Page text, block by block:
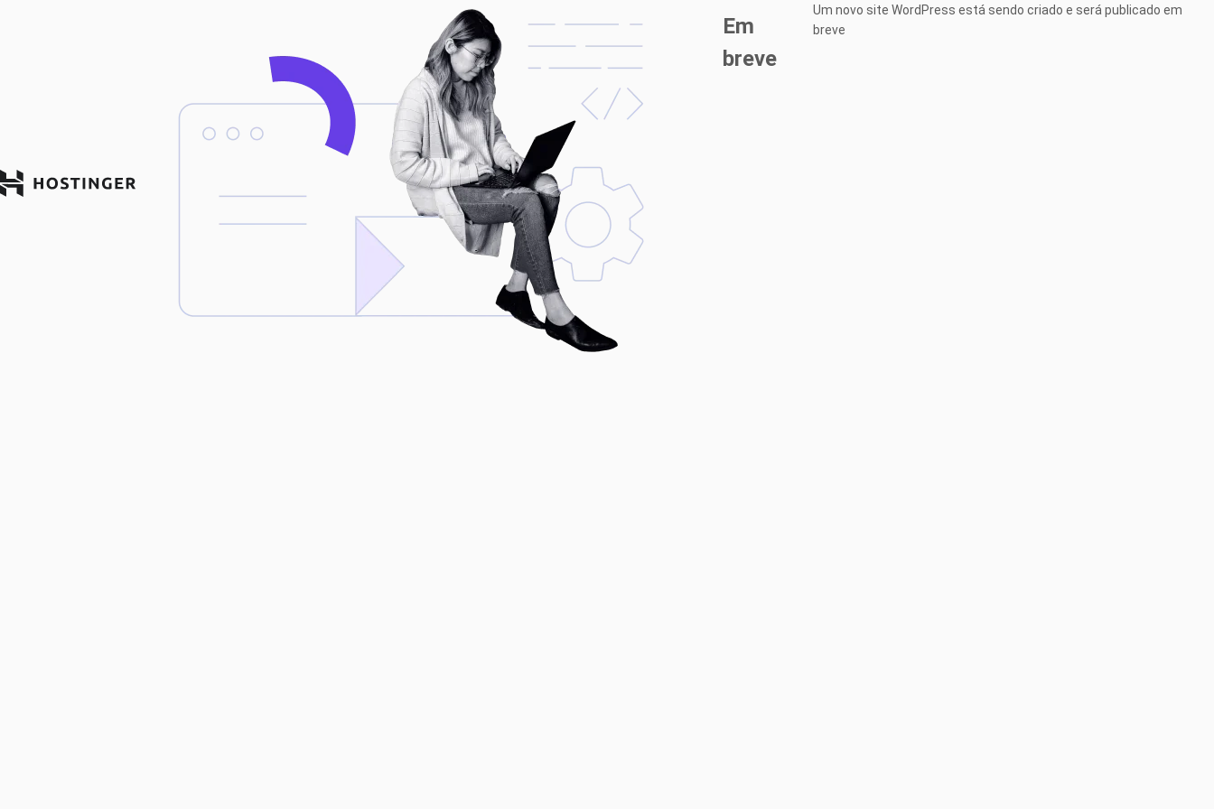
Em
breve
Um novo site WordPress está sendo criado e será publicado em
breve